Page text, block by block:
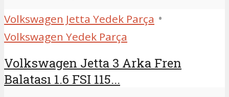
Volkswagen Jetta Yedek Parça •
Volkswagen Yedek Parça
Volkswagen Jetta 3 Arka Fren
Balatası 1.6 FSI 115...